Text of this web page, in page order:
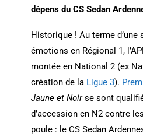
dépens du CS Sedan
Historique ! Au terme d’une
émotions en Régional 1,
montée en National 2 (ex
création de la Ligue 3).
Jaune et Noirse sont
d’accession en N2 contre
poule : le CS Sedan